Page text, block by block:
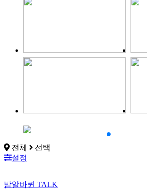
전체
선택
설정
밤알바퀸 TALK